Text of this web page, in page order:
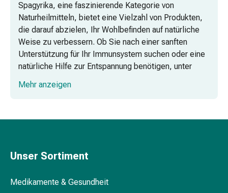
&
Kämme
Tönungen
&
Färbungen
Haarstyling
Haaröl
Trockenshampoo
Tools
Binden
Spagyrika, eine faszinierende Kategorie von
Naturheilmitteln, bietet eine Vielzahl von Produkten,
die darauf abzielen, Ihr Wohlbefinden auf natürliche
Weise zu verbessern. Ob Sie nach einer sanften
Unterstützung für Ihr Immunsystem suchen oder eine
natürliche Hilfe zur Entspannung benötigen, unter
Spagyrikas bietet eine breite Palette an Optionen.
Mehr anzeigen
Unser Sortiment
Medikamente & Gesundheit